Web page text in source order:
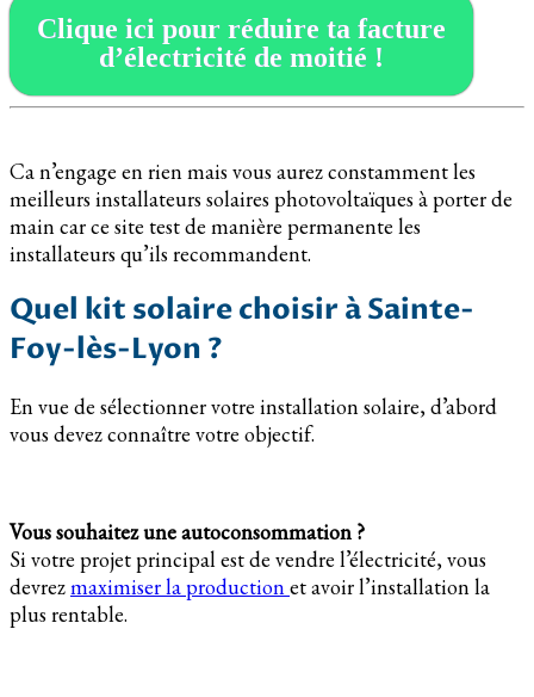
Clique ici pour réduire ta facture
d’électricité de moitié !
Ca n’engage en rien mais vous aurez constamment les
meilleurs installateurs solaires photovoltaïques à porter de
main car ce site test de manière permanente les
installateurs qu’ils recommandent.
Quel kit solaire choisir à Sainte-
Foy-lès-Lyon ?
En vue de sélectionner votre installation solaire, d’abord
vous devez connaître votre objectif.
Vous souhaitez une autoconsommation ?
Si votre projet principal est de vendre l’électricité, vous
devrezmaximiser la productionet avoir l’installation la
plus rentable.